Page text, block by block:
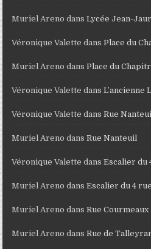
Muriel Areno dansLycée Jean-
Véronique Valette dansPlace du
Muriel Areno dansPlace du
Véronique Valette dansL’ancienne
Véronique Valette dansRue
Muriel Areno dansRue Nanteuil
Véronique Valette dansEscalier du
Muriel Areno dansEscalier du 4
Muriel Areno dansRue Courmeaux
Muriel Areno dansRue de